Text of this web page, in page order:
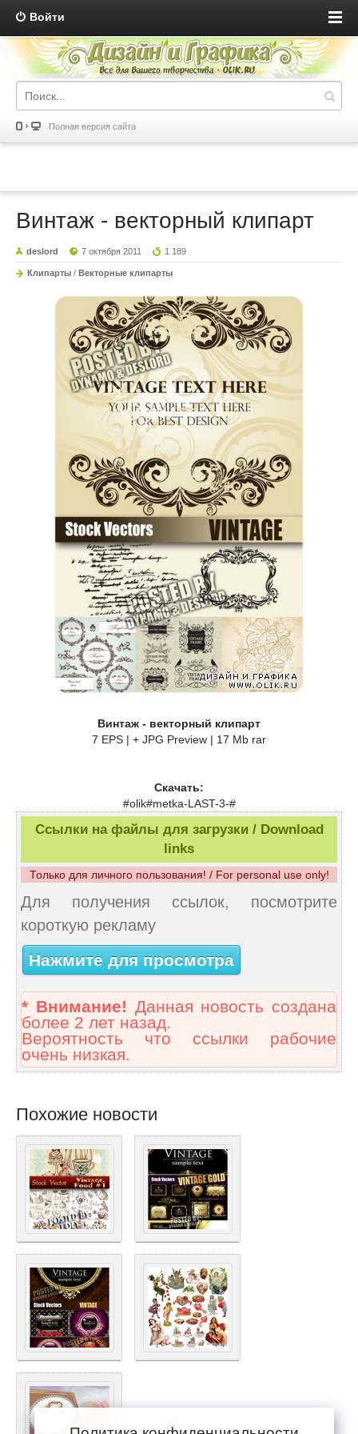
Войти
Полная версия сайта
Винтаж - векторный клипарт
deslord 7 октября 2011 1 189
Клипарты / Векторные клипарты
Винтаж - векторный клипарт
7 EPS | + JPG Preview | 17 Mb rar
Скачать:
#olik#metka-LAST-3-#
Ссылки на файлы для загрузки / Download
links
Только для личного пользования! / For personal use only!
Для получения ссылок, посмотрите
короткую рекламу
Нажмите для просмотра
* Внимание! Данная новость создана
более 2 лет назад.
Вероятность что ссылки рабочие
очень низкая.
Похожие новости